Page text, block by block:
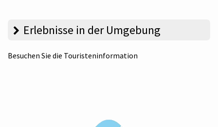
Erlebnisse in der Umgebung
Besuchen Sie die Touristeninformation